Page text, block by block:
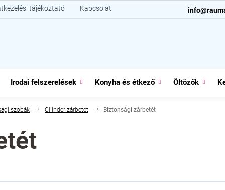
tájékoztató Kapcsolat
Irodai felszerelések Konyha és étkező Öltözők
szobák Cilinder zárbetét Biztonsági zárbetét